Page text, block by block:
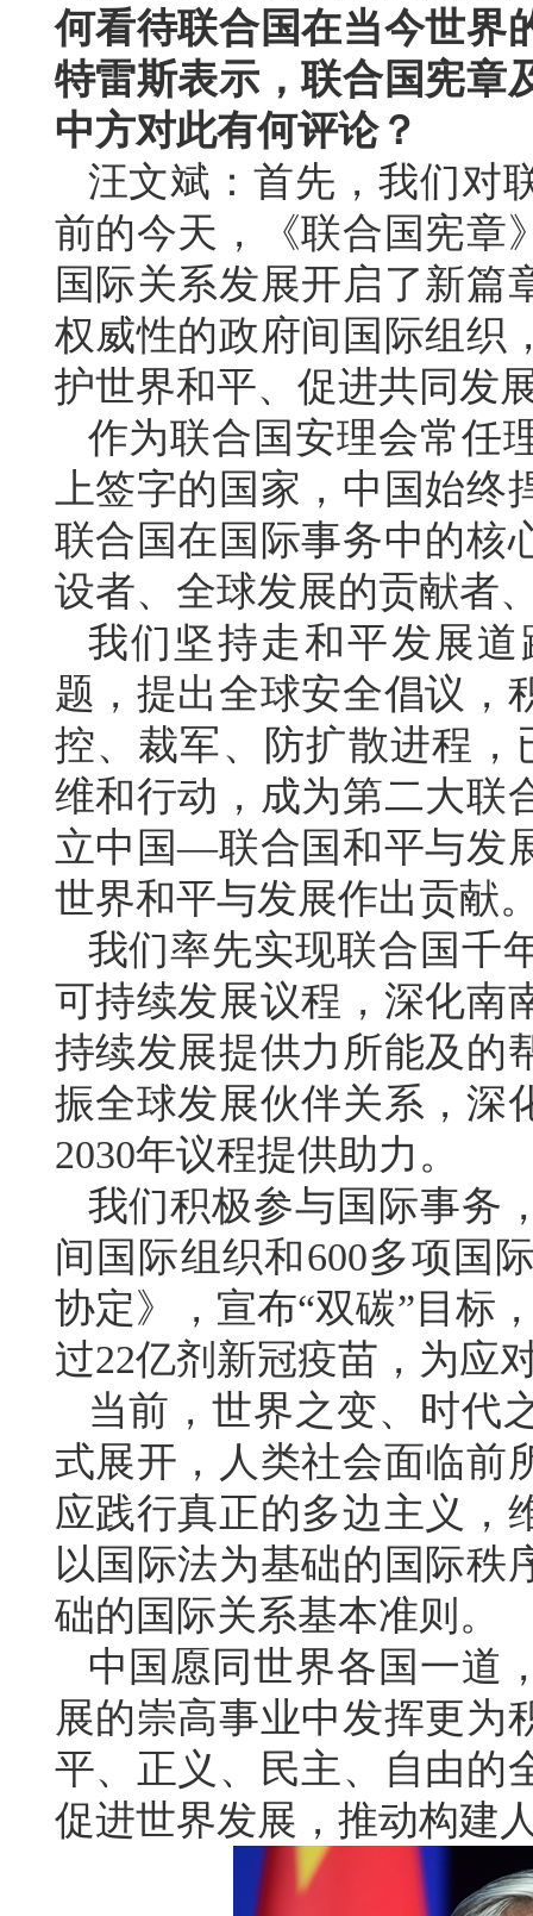
何看待联合国在当今世界
特雷斯表示，联合国宪章
中方对此有何评论？
汪文斌：首先，我们对
前的今天，《联合国宪章
国际关系发展开启了新篇
权威性的政府间国际组织
护世界和平、促进共同发
作为联合国安理会常任
上签字的国家，中国始
联合国在国际事务中的核
设者、全球发展的贡献者
我们坚持走和平发展
题，提出全球安全倡议，
控、裁军、防扩散进程
维和行动，成为第二大联
立中国—联合国和平与发
世界和平与发展作出贡献
我们率先实现联合国千
可持续发展议程，深化南
持续发展提供力所能及的
振全球发展伙伴关系，深
2030年议程提供助力。
我们积极参与国际事务
间国际组织和600多项国
协定》，宣布“双碳”目标
过22亿剂新冠疫苗，为应
当前，世界之变、时代
式展开，人类社会面临前
应践行真正的多边主义，
以国际法为基础的国际秩
础的国际关系基本准则。
中国愿同世界各国一道
展的崇高事业中发挥更为
平、正义、民主、自由的
促进世界发展，推动构建